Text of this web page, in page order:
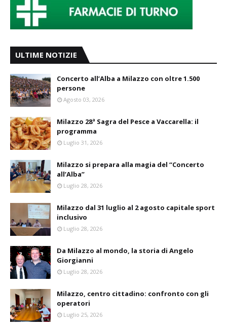
ULTIME NOTIZIE
Concerto all’Alba a Milazzo con oltre 1.500
persone
Agosto 03, 2026
Milazzo 28ª Sagra del Pesce a Vaccarella: il
programma
Luglio 31, 2026
Milazzo si prepara alla magia del “Concerto
all’Alba”
Luglio 28, 2026
Milazzo dal 31 luglio al 2 agosto capitale sport
inclusivo
Luglio 28, 2026
Da Milazzo al mondo, la storia di Angelo
Giorgianni
Luglio 28, 2026
Milazzo, centro cittadino: confronto con gli
operatori
Luglio 25, 2026